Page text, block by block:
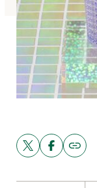
Share
this
post
X
Share
this
post
Facebook
Copy
link
to